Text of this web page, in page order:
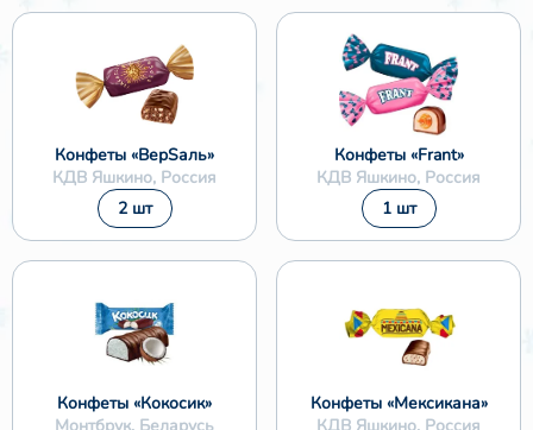
Конфеты «ВерSаль»
КДВ Яшкино, Россия
2 шт
Конфеты «Frant»
КДВ Яшкино, Россия
1 шт
Конфеты «Кокосик»
Конфеты «Мексикана»